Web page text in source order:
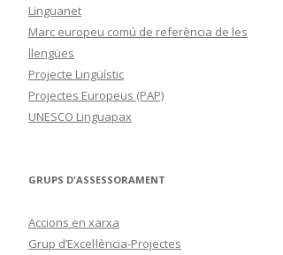
Linguanet
Marc europeu comú de referència de les
llengües
Projecte Lingüístic
Projectes Europeus (PAP)
UNESCO Linguapax
GRUPS D'ASSESSORAMENT
Accions en xarxa
Grup d’Excel·lència-Projectes